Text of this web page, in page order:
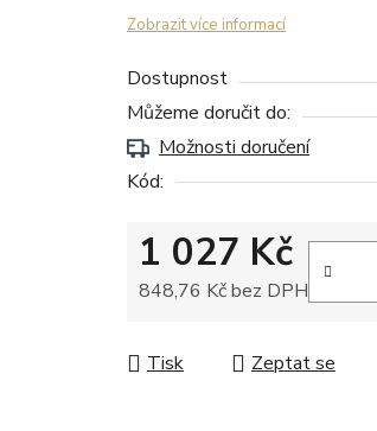
Zobrazit více informací
Dostupnost
Můžeme doručit do:
Možnosti doručení
Kód:
1 027 Kč
848,76 Kč bez DPH
Tisk Zeptat se